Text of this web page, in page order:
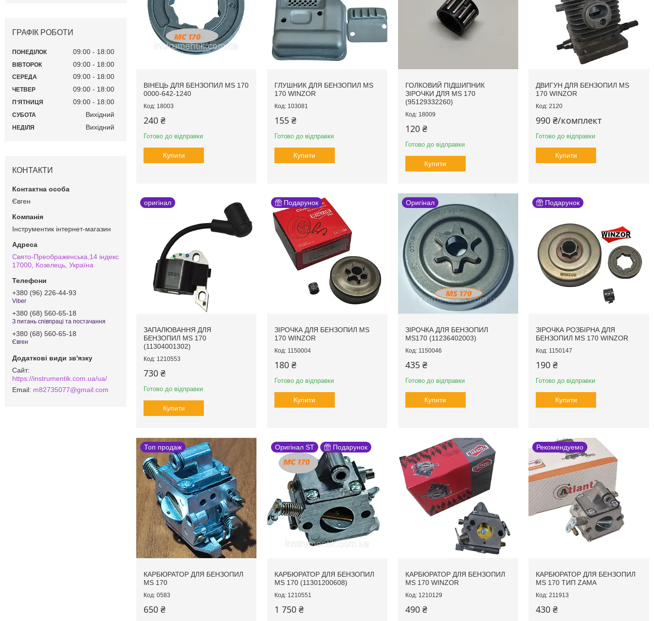
ВІНЕЦЬ ДЛЯ БЕНЗОПИЛ MS 170
0000-642-1240
18003
240 ₴
Готово до відправки
Купити
ГЛУШНИК ДЛЯ БЕНЗОПИЛ MS
170 WINZOR
103081
155 ₴
Готово до відправки
Купити
ГОЛКОВИЙ ПІДШИПНИК
ЗІРОЧКИ ДЛЯ MS 170
(95129332260)
18009
120 ₴
Готово до відправки
Купити
ДВИГУН ДЛЯ БЕНЗОПИЛ MS
170 WINZOR
2120
990 ₴/комплект
Готово до відправки
Купити
оригінал
ЗАПАЛЮВАННЯ ДЛЯ
БЕНЗОПИЛ MS 170
(11304001302)
1210553
730 ₴
Готово до відправки
Купити
Подарунок
ЗІРОЧКА ДЛЯ БЕНЗОПИЛ MS
170 WINZOR
1150004
180 ₴
Готово до відправки
Купити
Оригінал
ЗІРОЧКА ДЛЯ БЕНЗОПИЛ
MS170 (11236402003)
1150046
435 ₴
Готово до відправки
Купити
Подарунок
ЗІРОЧКА РОЗБІРНА ДЛЯ
БЕНЗОПИЛ MS 170 WINZOR
1150147
190 ₴
Готово до відправки
Купити
Топ продаж
КАРБЮРАТОР ДЛЯ БЕНЗОПИЛ
MS 170
0583
650 ₴
Оригінал ST Подарунок
КАРБЮРАТОР ДЛЯ БЕНЗОПИЛ
MS 170 (11301200608)
1210551
1 750 ₴
КАРБЮРАТОР ДЛЯ БЕНЗОПИЛ
MS 170 WINZOR
1210129
490 ₴
Рекомендуемо
КАРБЮРАТОР ДЛЯ БЕНЗОПИЛ
MS 170 ТИП ZAMA
211913
430 ₴
ГРАФІК РОБОТИ
ПОНЕДІЛОК 09:00 18:00
ВІВТОРОК 09:00 18:00
СЕРЕДА 09:00 18:00
ЧЕТВЕР 09:00 18:00
ПʼЯТНИЦЯ 09:00 18:00
СУБОТА Вихідний
НЕДІЛЯ Вихідний
КОНТАКТИ
Євген
Інструментик інтернет-магазин
Свято-Преображенська,14 індекс
17000, Козелець, Україна
+380 (96) 226-44-93
Viber
+380 (68) 560-65-18
З питань співпраці та постачання
+380 (68) 560-65-18
Євген
https://instrumentik.com.ua/ua/
m82735077@gmail.com